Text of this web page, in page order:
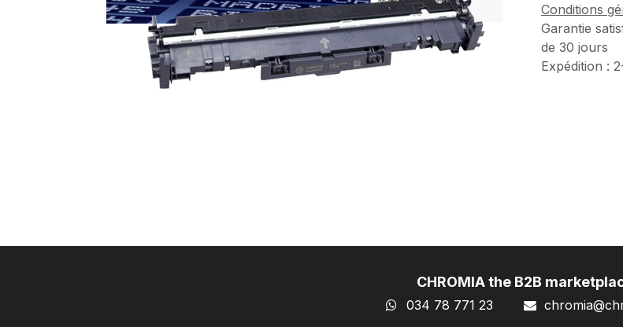
Conditions
Garantie
de 30 jours
Expédition :
CHROMIA the B2B
034 78 771 23